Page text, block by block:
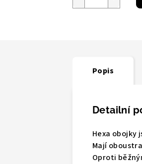
Popis
Detailní
Hexa obojky
Mají
Oproti